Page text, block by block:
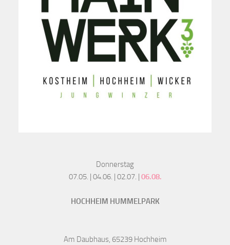
Donnerstag
07.05. | 04.06. | 02.07. | 06.08.
HOCHHEIM HUMMELPARK
Am Daubhaus, 65239 Hochheim